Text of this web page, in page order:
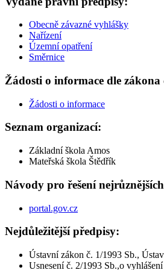
Obecně závazné vyhlášky
Nařízení
Územní opatření
Směrnice
Žádosti o informace dle zákona
Žádosti o informace
Seznam organizací:
Základní škola Amos
Mateřská škola Štědřík
Návody pro řešení
portal.gov.cz
Nejdůležitější předpisy:
Ústavní zákon č. 1/1993 Sb.,
Usnesení č. 2/1993 Sb.,o